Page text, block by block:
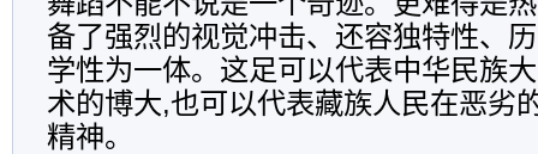
备了强烈的视觉冲击、还容独特性、
学性为一体。这足可以代表中华民族
术的博大,也可以代表藏族人民在恶劣
精神。